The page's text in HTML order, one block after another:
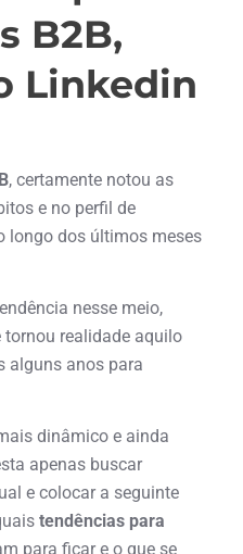
B2B,
Linkedin
, certamente notou as
e no perfil de
longo dos últimos meses
nesse meio,
tornou realidade aquilo
alguns anos para
dinâmico e ainda
apenas buscar
e colocar a seguinte
tendências para
para ficar e o que se